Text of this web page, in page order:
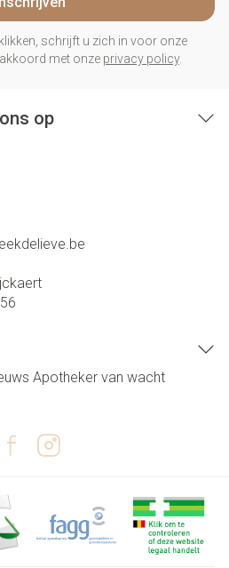
schrijft u zich in voor onze
met onze privacy policy.
op
Apotheker van wacht